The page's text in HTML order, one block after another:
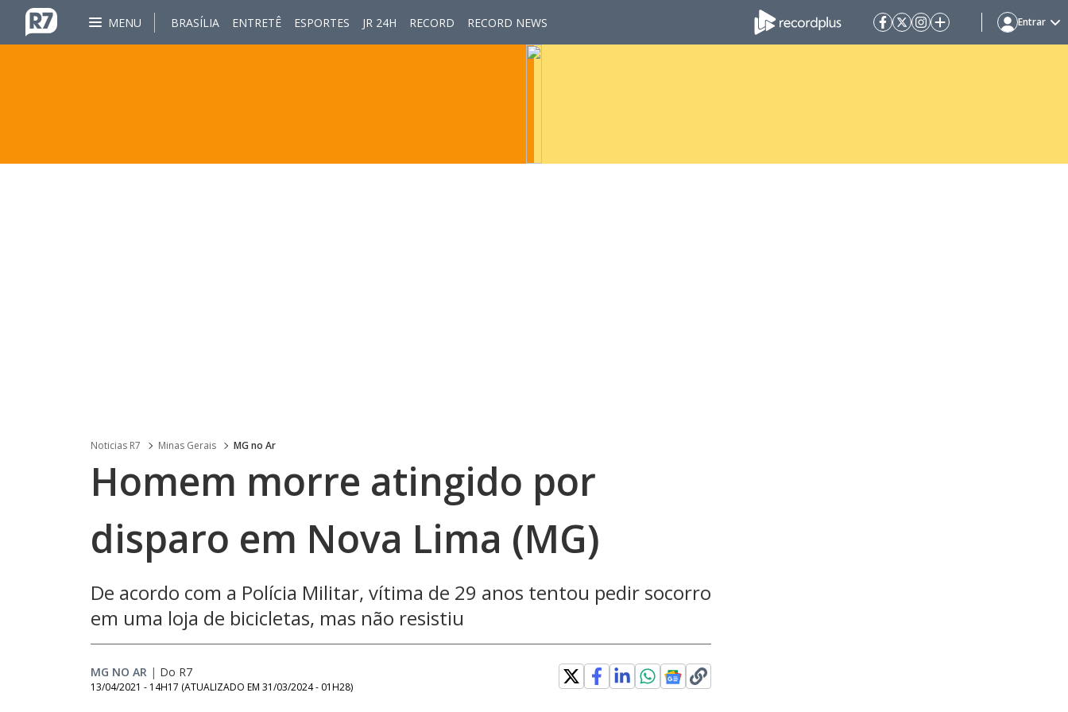
MENU BRASÍLIA ENTRETÊ ESPORTES JR 24H RECORD RECORD NEWS Entrar
Noticias R7 Minas Gerais MG no Ar
Homem morre atingido por
disparo em Nova Lima (MG)
De acordo com a Polícia Militar, vítima de 29 anos tentou pedir socorro
em uma loja de bicicletas, mas não resistiu
MG NO AR | Do R7
13/04/2021 - 14H17 (ATUALIZADO EM 31/03/2024 - 01H28)